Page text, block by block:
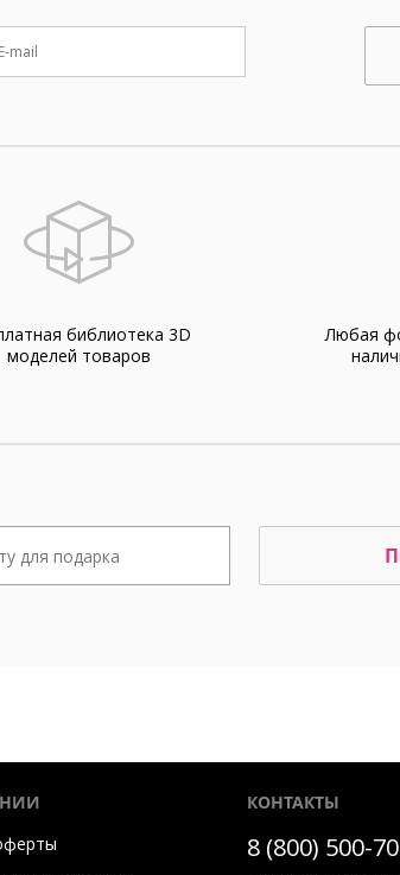
библиотека 3D
моделей товаров
Любая
КОНТАКТЫ
8 (800) 500-